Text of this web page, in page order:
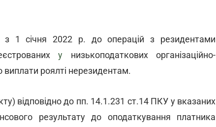
з 1 січня 2022 р. до операцій з резидентами
у низькоподаткових організаційно-
роялті нерезидентам.
відповідно до пп. 14.1.231 ст.14 ПКУ у вказаних
результату до оподаткування платника